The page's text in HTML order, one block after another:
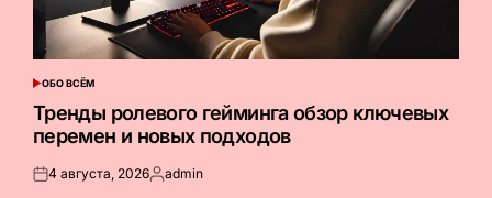
ОПУБЛИКОВАНО
В
ОБО ВСЁМ
Тренды ролевого гейминга обзор ключевых
перемен и новых подходов
Опубликовано
4 августа, 2026Запись
admin